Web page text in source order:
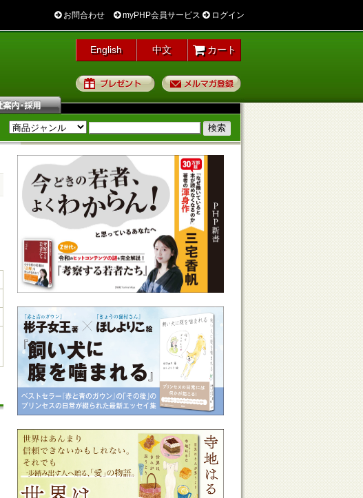
お問合わせ myPHP会員サービス ログイン
English 中文 カート
プレゼント